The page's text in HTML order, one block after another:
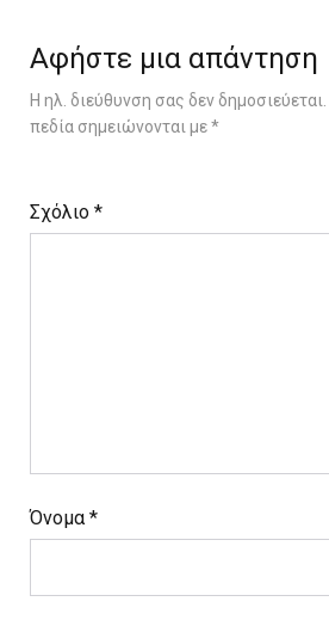
Αφήστε μια απάντηση
Η ηλ. διεύθυνση σας δεν δημοσιεύεται.
πεδία σημειώνονται με*
Σχόλιο *
Όνομα *